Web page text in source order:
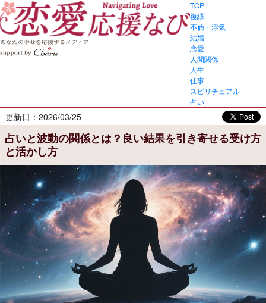
TOP
復縁
不倫・浮気
結婚
恋愛
人間関係
人生
仕事
スピリチュアル
占い
更新日：2026/03/25
占いと波動の関係とは？良い結果を引き寄せる受け方
と活かし方